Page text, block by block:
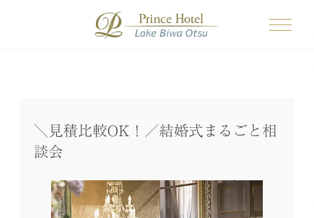
＼見積比較OK！／結婚式まるごと相
談会